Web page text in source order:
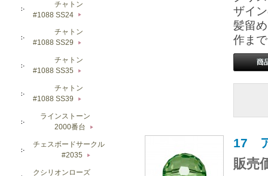
チャトン
#1088 SS24
▶
チャトン
#1088 SS29
▶
チャトン
#1088 SS35
▶
チャトン
#1088 SS39
▶
ラインストーン
2000番台
▶
チェスボードサークル
#2035
▶
クシリオンローズ
ザイ
髪留
作ま
17
販売